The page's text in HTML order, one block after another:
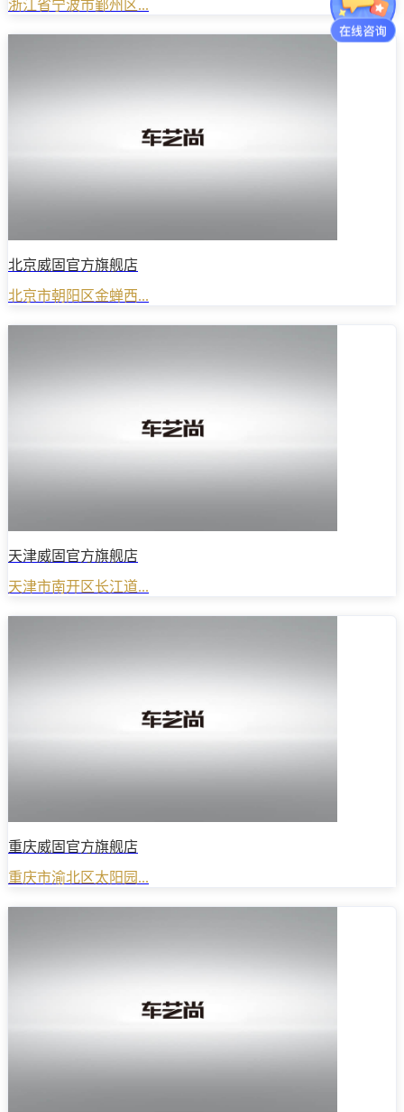
浙江省宁波市鄞州区...
北京威固官方旗舰店
北京市朝阳区金蝉西...
天津威固官方旗舰店
天津市南开区长江道...
重庆威固官方旗舰店
重庆市渝北区太阳园...